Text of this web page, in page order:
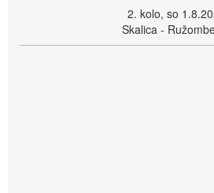
2. kolo, so
Skalica -